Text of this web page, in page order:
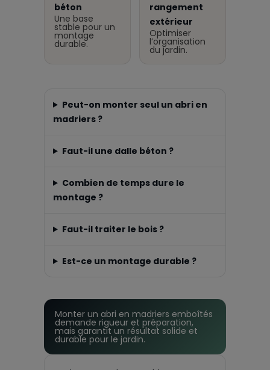
béton
Une base
stable pour un
montage
durable.
rangement
extérieur
Optimiser
l’organisation
du jardin.
Peut-on monter seul un abri en
madriers ?
Faut-il une dalle béton ?
Combien de temps dure le
montage ?
Faut-il traiter le bois ?
Est-ce un montage durable ?
Monter un abri en madriers emboîtés
demande rigueur et préparation,
mais garantit un résultat solide et
durable pour le jardin.